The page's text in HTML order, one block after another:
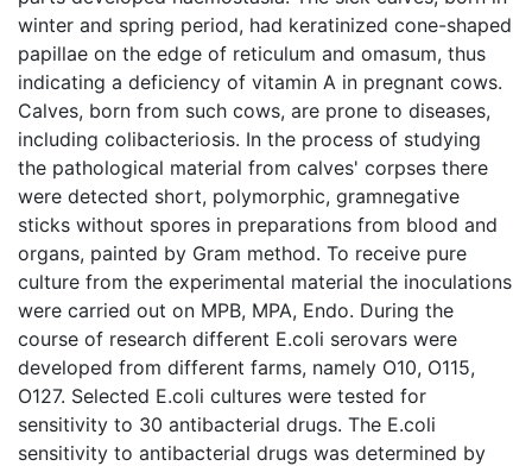
winter and spring period, had keratinized cone-shaped
papillae on the edge of reticulum and omasum, thus
indicating a deficiency of vitamin A in pregnant cows.
Calves, born from such cows, are prone to diseases,
including colibacteriosis. In the process of studying
the pathological material from calves' corpses there
were detected short, polymorphic, gramnegative
sticks without spores in preparations from blood and
organs, painted by Gram method. To receive pure
culture from the experimental material the inoculations
were carried out on MPB, MPA, Endo. During the
course of research different E.coli serovars were
developed from different farms, namely O10, O115,
O127. Selected E.coli cultures were tested for
sensitivity to 30 antibacterial drugs. The E.coli
sensitivity to antibacterial drugs was determined by